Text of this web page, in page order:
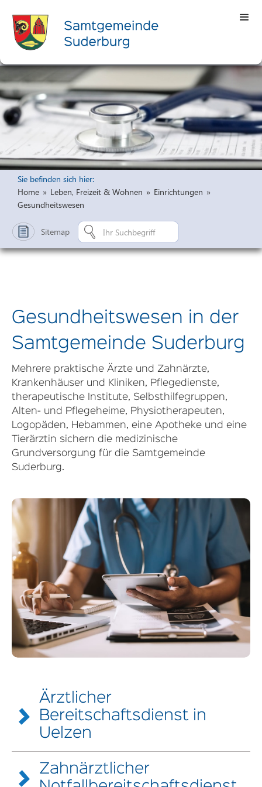
Sie befinden sich hier:
Home » Leben, Freizeit & Wohnen » Einrichtungen »
Gesundheitswesen
Sitemap
Gesundheitswesen in der
Samtgemeinde Suderburg
Mehrere praktische Ärzte und Zahnärzte,
Krankenhäuser und Kliniken, Pflegedienste,
therapeutische Institute, Selbsthilfegruppen,
Alten- und Pflegeheime, Physiotherapeuten,
Logopäden, Hebammen, eine Apotheke und eine
Tierärztin sichern die medizinische
Grundversorgung für die Samtgemeinde
Suderburg.
Ärztlicher
Bereitschaftsdienst in
Uelzen
Ripdorfer Straße 1
29525 Uelzen
Zahnärztlicher